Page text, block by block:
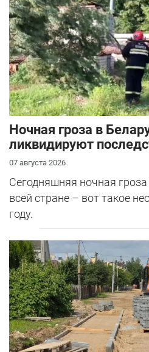
Ночная гроза в
ликвидируют
07 августа 2026
Сегодняшняя ночная
всей стране – вот такое
году.